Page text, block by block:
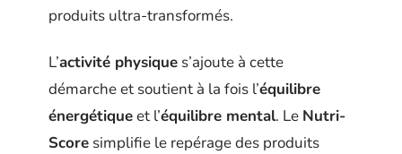
produits ultra-transformés.
L’activité physique s’ajoute à cette
démarche et soutient à la fois l’équilibre
énergétiqueet l’équilibre mental. Le Nutri-
Score simplifie le repérage des produits